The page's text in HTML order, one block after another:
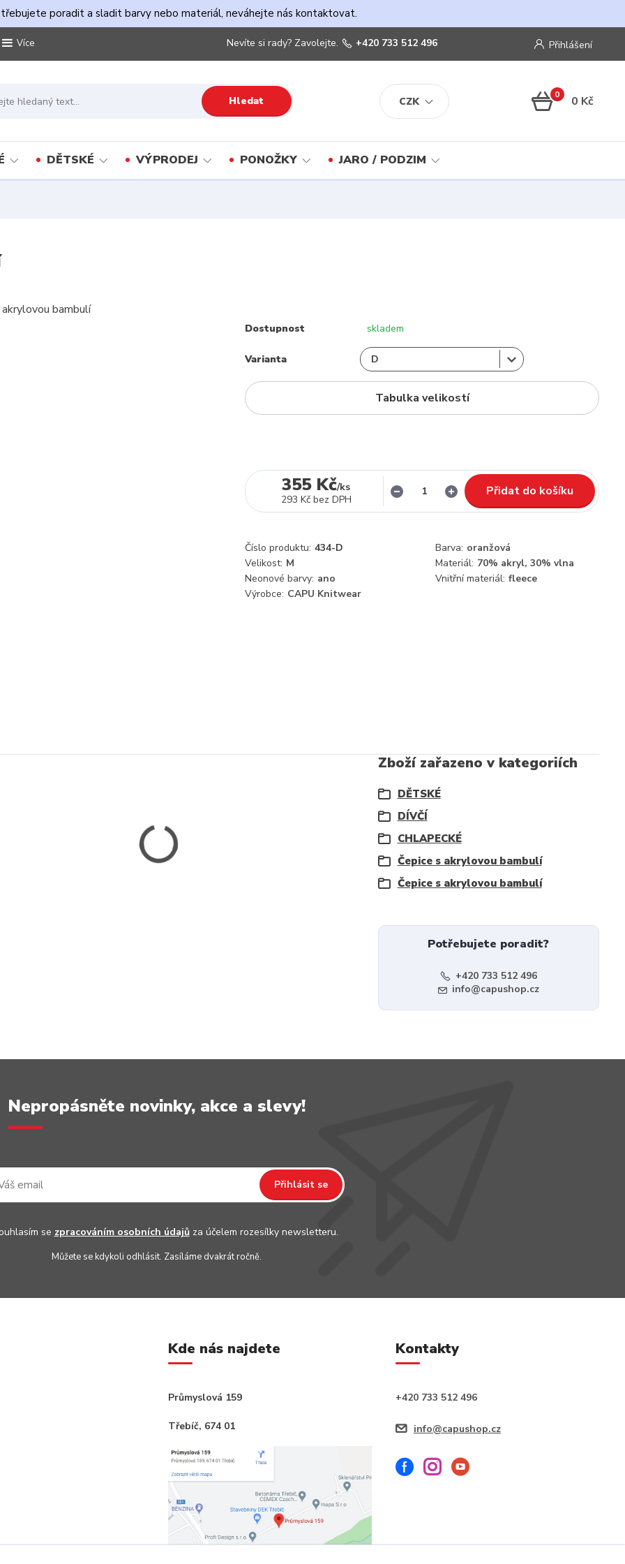
poradit a sladit barvy nebo materiál, neváhejte nás kontaktovat.
Více
CZK
Přihlášení
Hledat
Nevíte si rady? Zavolejte. +420 733 512 496
0 0 Kč
DĚTSKÉ VÝPRODEJ PONOŽKY JARO / PODZIM
Dostupnost skladem
Varianta
Tabulka velikostí
355 Kč/ks
293 Kč bez DPH
Přidat do košíku
Číslo produktu: 434-D Barva: oranžová
Velikost: M Materiál: 70% akryl, 30% vlna
Neonové barvy: ano Vnitřní materiál: fleece
Výrobce: CAPU Knitwear
Zboží zařazeno v kategoriích
DĚTSKÉ
DÍVČÍ
CHLAPECKÉ
Čepice s akrylovou bambulí
Čepice s akrylovou bambulí
Potřebujete poradit?
+420 733 512 496
info@capushop.cz
Nepropásněte novinky, akce a slevy!
Přihlásit se
se zpracováním osobních údajůza účelem rozesílky newsletteru.
Můžete se kdykoli odhlásit. Zasíláme dvakrát ročně.
Kde nás najdete
Průmyslová 159
Třebíč, 674 01
Kontakty
+420 733 512 496
info@capushop.cz